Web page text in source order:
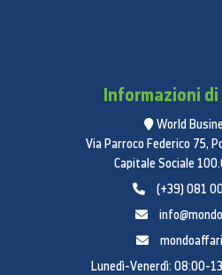
Informazioni
World
Via Parroco Federico 75,
Capitale Sociale
(+39) 081
Lunedì-Venerdì: 08:00-